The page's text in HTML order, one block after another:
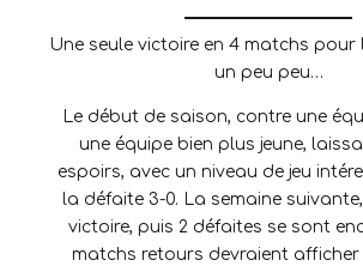
Une seule victoire en 4 matchs pour
un peu peu…
Le début de saison, contre une
une équipe bien plus jeune,
espoirs, avec un niveau de jeu
la défaite 3-0. La semaine
victoire, puis 2 défaites se sont
matchs retours devraient afficher